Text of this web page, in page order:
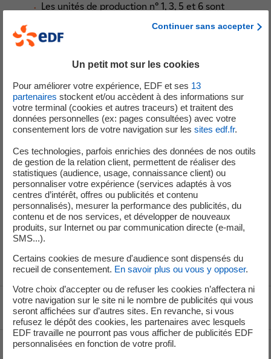
Les unités de production n° 1, 3, 5 et 6 sont
également en fonctionnement, à disposition du
réseau d’électricité.
(maintenance)
Ce samedi 4 avril à 10h00, les équipes de la centrale
nucléaire ont procédé à la mise à l'arrêt de l'unité de
production n° 2. Cet arrêt de courte durée permet
d’adapter la production d’EDF à la demande en électricité.
• Les unités de production n° 1, 3, 5 et 6 sont en
fonctionnement, à disposition du réseau d’électricité.
• L’unité n°4 est à l’arrêt pour visite partielle
(maintenance)
Voir le fil d'ariane
Haut de page
Continuer sans accepter
Un petit mot sur les cookies
Pour améliorer votre expérience, EDF et ses 13
partenaires stockent et/ou accèdent à des informations sur
votre terminal (cookies et autres traceurs) et traitent des
données personnelles (ex: pages consultées) avec votre
consentement lors de votre navigation sur les sites edf.fr.
Ces technologies, parfois enrichies des données de nos outils
de gestion de la relation client, permettent de réaliser des
statistiques (audience, usage, connaissance client) ou
personnaliser votre expérience (services adaptés à vos
centres d’intérêt, offres ou publicités et contenu
personnalisés), mesurer la performance des publicités, du
contenu et de nos services, et développer de nouveaux
produits, sur Internet ou par communication directe (e-mail,
SMS...).
Certains cookies de mesure d'audience sont dispensés du
recueil de consentement. En savoir plus ou vous y opposer.
Votre choix d’accepter ou de refuser les cookies n’affectera ni
votre navigation sur le site ni le nombre de publicités qui vous
seront affichées sur d’autres sites. En revanche, si vous
refusez le dépôt des cookies, les partenaires avec lesquels
EDF travaille ne pourront pas vous afficher de publicités EDF
personnalisées en fonction de votre profil.